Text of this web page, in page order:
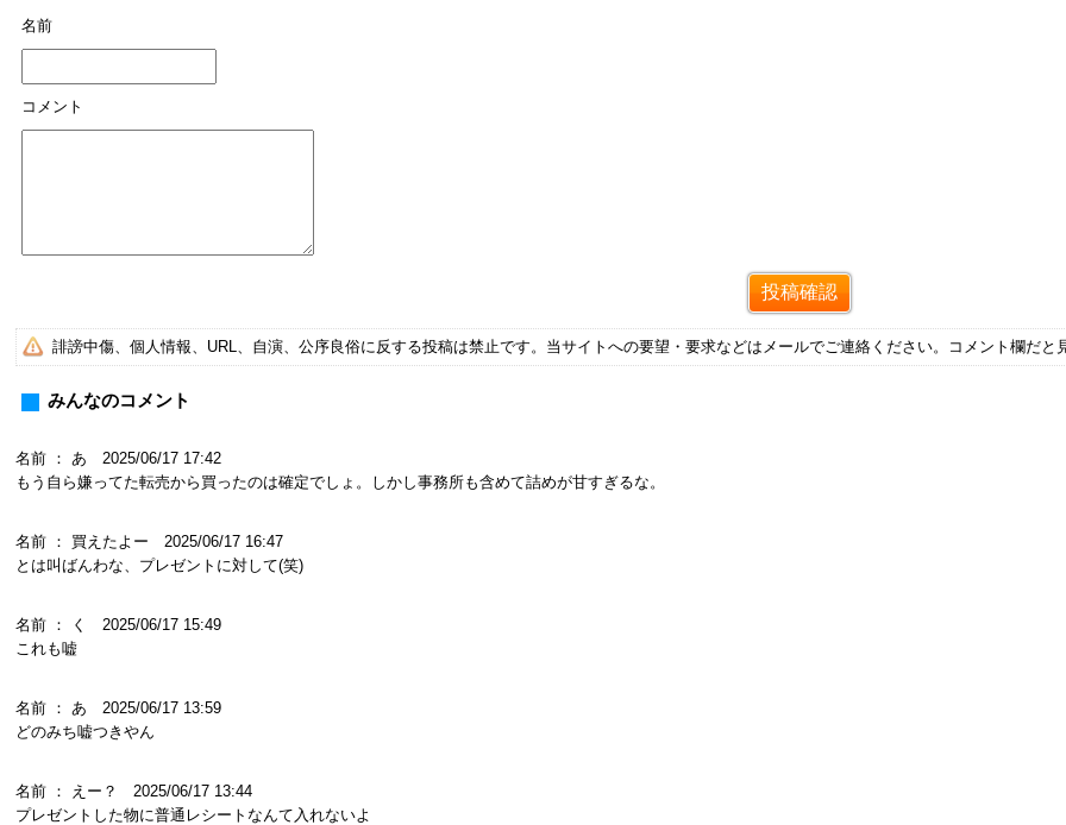
名前
コメント
誹謗中傷、個人情報、URL、自演、公序良俗に反する投稿は禁止です。当サイトへの要望・要求などはメールでご連絡ください。コメント欄だと
みんなのコメント
名前 ： あ 2025/06/17 17:42
もう自ら嫌ってた転売から買ったのは確定でしょ。しかし事務所も含めて詰めが甘すぎるな。
名前 ： 買えたよー 2025/06/17 16:47
とは叫ばんわな、プレゼントに対して(笑)
名前 ： く 2025/06/17 15:49
これも嘘
名前 ： あ 2025/06/17 13:59
どのみち嘘つきやん
名前 ： えー？ 2025/06/17 13:44
プレゼントした物に普通レシートなんて入れないよ